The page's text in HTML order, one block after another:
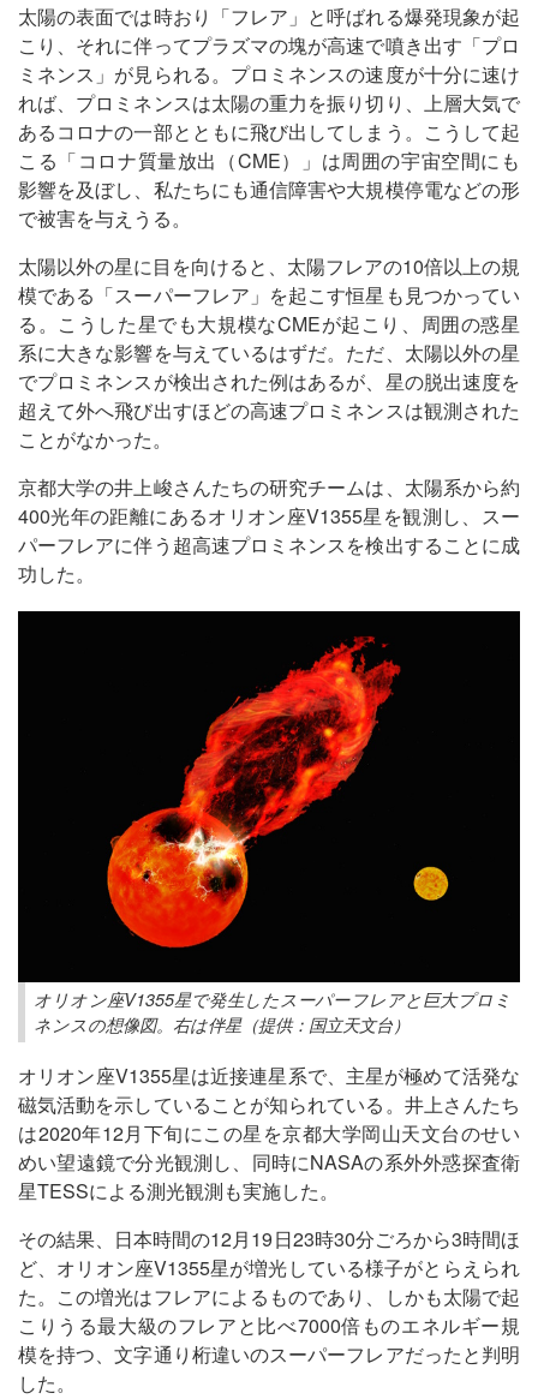
太陽の表面では時おり「フレア」と呼ばれる爆発現象が起
こり、それに伴ってプラズマの塊が高速で噴き出す「プロ
ミネンス」が見られる。プロミネンスの速度が十分に速け
れば、プロミネンスは太陽の重力を振り切り、上層大気で
あるコロナの一部とともに飛び出してしまう。こうして起
こる「コロナ質量放出（CME）」は周囲の宇宙空間にも
影響を及ぼし、私たちにも通信障害や大規模停電などの形
で被害を与えうる。
太陽以外の星に目を向けると、太陽フレアの10倍以上の規
模である「スーパーフレア」を起こす恒星も見つかってい
る。こうした星でも大規模なCMEが起こり、周囲の惑星
系に大きな影響を与えているはずだ。ただ、太陽以外の星
でプロミネンスが検出された例はあるが、星の脱出速度を
超えて外へ飛び出すほどの高速プロミネンスは観測された
ことがなかった。
京都大学の井上峻さんたちの研究チームは、太陽系から約
400光年の距離にあるオリオン座V1355星を観測し、スー
パーフレアに伴う超高速プロミネンスを検出することに成
功した。
オリオン座V1355星で発生したスーパーフレアと巨大プロミ
ネンスの想像図。右は伴星（提供：国立天文台）
オリオン座V1355星は近接連星系で、主星が極めて活発な
磁気活動を示していることが知られている。井上さんたち
は2020年12月下旬にこの星を京都大学岡山天文台のせい
めい望遠鏡で分光観測し、同時にNASAの系外外惑探査衛
星TESSによる測光観測も実施した。
その結果、日本時間の12月19日23時30分ごろから3時間ほ
ど、オリオン座V1355星が増光している様子がとらえられ
た。この増光はフレアによるものであり、しかも太陽で起
こりうる最大級のフレアと比べ7000倍ものエネルギー規
模を持つ、文字通り桁違いのスーパーフレアだったと判明
した。